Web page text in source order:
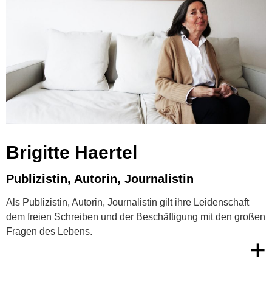
Brigitte Haertel
Publizistin, Autorin, Journalistin
Als Publizistin, Autorin, Journalistin gilt ihre Leidenschaft
dem freien Schreiben und der Beschäftigung mit den großen
Fragen des Lebens.
+